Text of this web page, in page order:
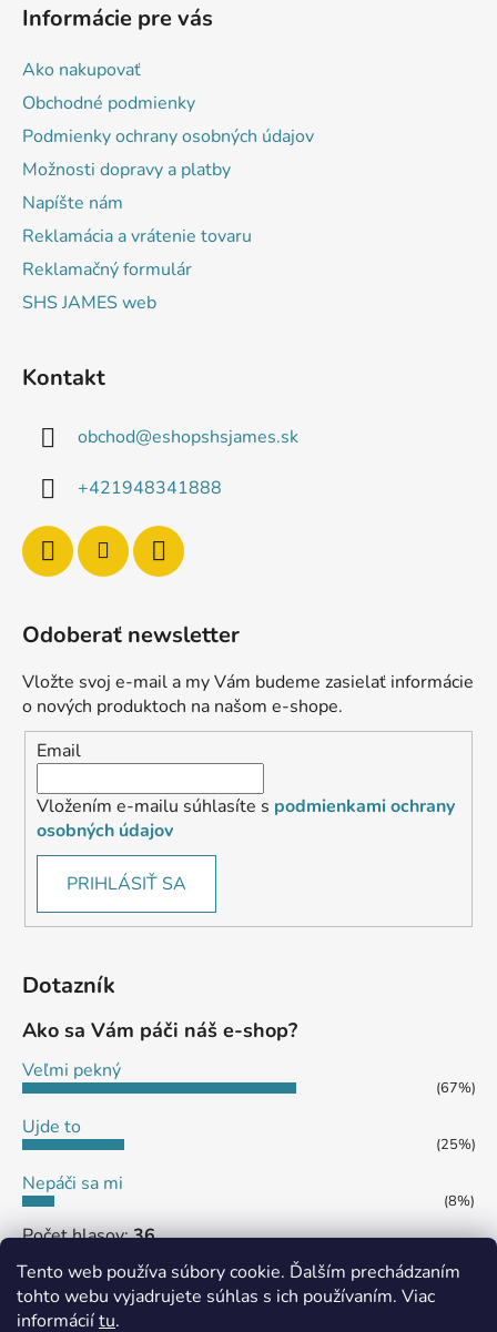
Tento web používa súbory cookie. Ďalším prechádzaním
tohto webu vyjadrujete súhlas s ich používaním. Viac
informáciítu.
Informácie pre vás
Ako nakupovať
Obchodné podmienky
Podmienky ochrany osobných údajov
Možnosti dopravy a platby
Napíšte nám
Reklamácia a vrátenie tovaru
Reklamačný formulár
SHS JAMES web
Kontakt
obchod@eshopshsjames.sk
+421948341888
Odoberať newsletter
Vložte svoj e-mail a my Vám budeme zasielať informácie
o nových produktoch na našom e-shope.
Email
Vložením e-mailu súhlasíte s podmienkami ochrany
osobných údajov
PRIHLÁSIŤ SA
Dotazník
Ako sa Vám páči náš e-shop?
Veľmi pekný
(67%)
Ujde to
(25%)
Nepáči sa mi
(8%)
Počet hlasov:36